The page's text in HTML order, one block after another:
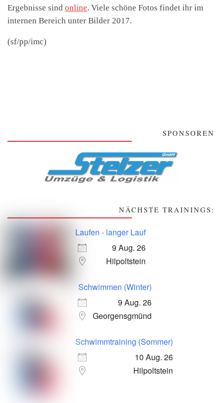
Ergebnisse sind online. Viele schöne Fotos findet ihr im
internen Bereich unter Bilder 2017.
(sf/pp/imc)
SPONSOREN
NÄCHSTE TRAININGS:
Laufen - langer Lauf
9 Aug. 26
Hilpoltstein
Schwimmen (Winter)
9 Aug. 26
Georgensgmünd
Schwimmtraining (Sommer)
10 Aug. 26
Hilpoltstein